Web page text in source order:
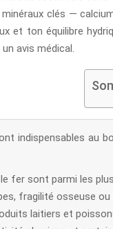
clés —
ton équilibre
avis médical.
indispensables au
fer sont parmi les
fragilité osseuse ou
laitiers et